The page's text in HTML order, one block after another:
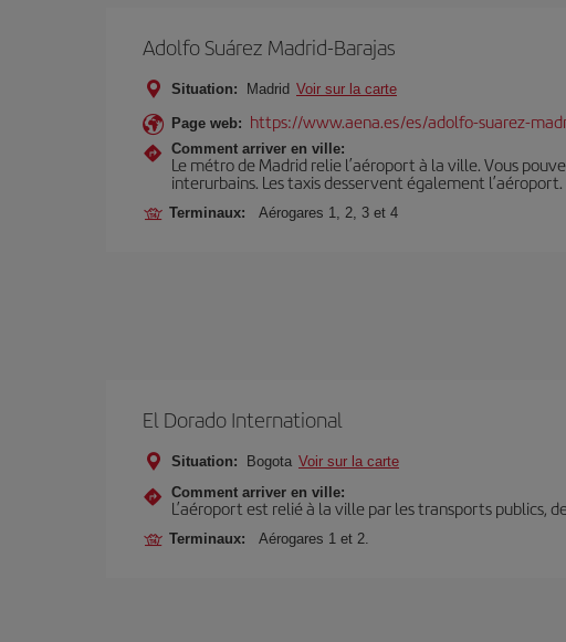
Adolfo Suárez Madrid-Barajas
Situation: Madrid Voir sur la carte
Page web: https://www.aena.es/es/adolfo-suarez-
Comment arriver en ville:
Le métro de Madrid relie l’aéroport à la ville. Vous
interurbains. Les taxis desservent également l’aéroport.
Terminaux: Aérogares 1, 2, 3 et 4
El Dorado International
Situation: Bogota Voir sur la carte
Comment arriver en ville:
L’aéroport est relié à la ville par les transports publics,
Terminaux: Aérogares 1 et 2.